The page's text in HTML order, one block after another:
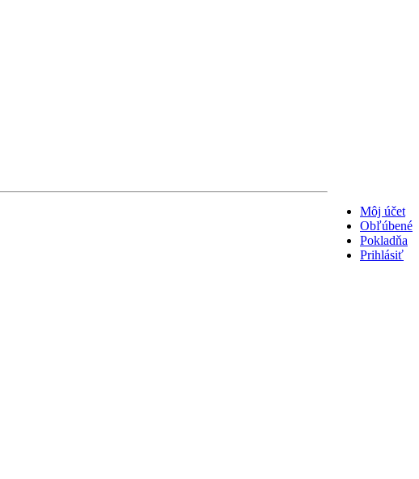
Môj účet
Obľúbené
Pokladňa
Prihlásiť